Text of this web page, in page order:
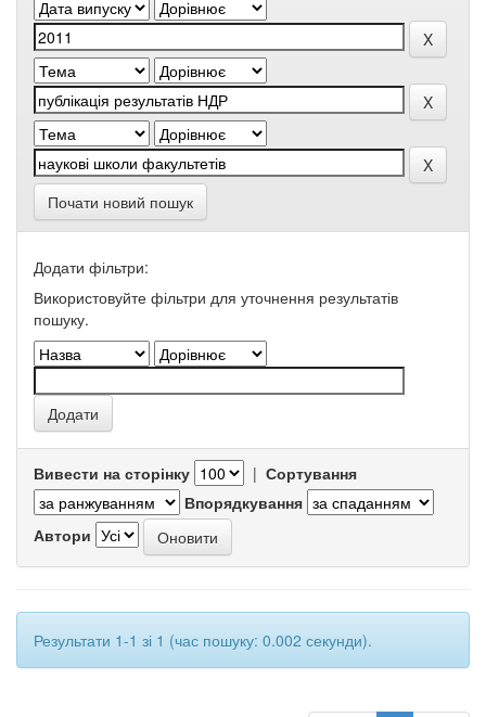
Почати новий пошук
Додати фільтри:
Використовуйте фільтри для уточнення результатів
пошуку.
Вивести на сторінку | Сортування
Впорядкування
Автори
Результати 1-1 зі 1 (час пошуку: 0.002 секунди).